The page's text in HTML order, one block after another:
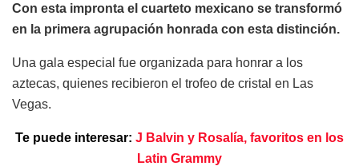
Con esta impronta el cuarteto mexicano se transformó
en la primera agrupación honrada con esta distinción.
Una gala especial fue organizada para honrar a los
aztecas, quienes recibieron el trofeo de cristal en Las
Vegas.
Te puede interesar: J Balvin y Rosalía, favoritos en los
Latin Grammy